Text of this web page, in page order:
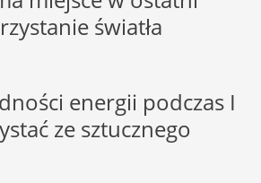
światła
energii podczas I
ze sztucznego